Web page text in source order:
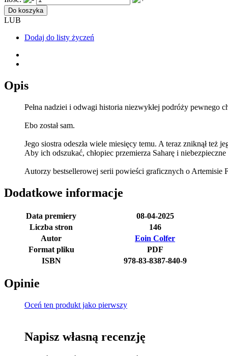
Do koszyka
LUB
Dodaj do listy życzeń
Opis
Pełna nadziei i odwagi historia niezwykłej podróży pewnego
Ebo został sam.
Jego siostra odeszła wiele miesięcy temu. A teraz zniknął
Aby ich odszukać, chłopiec przemierza Saharę i
Autorzy bestsellerowej serii powieści graficznych o Artemisie
Dodatkowe informacje
Data premiery
08-04-2025
Liczba stron
146
Autor
Eoin Colfer
Format pliku
PDF
ISBN
978-83-8387-840-9
Opinie
Oceń ten produkt jako pierwszy
Napisz własną recenzję